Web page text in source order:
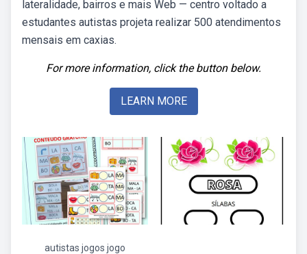
lateralidade, bairros e mais Web — centro voltado a
estudantes autistas projeta realizar 500 atendimentos
mensais em caxias.
For more information, click the button below.
LEARN MORE
autistas jogos jogo